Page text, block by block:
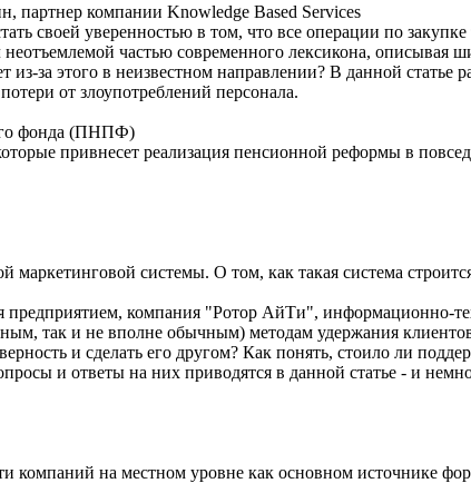
партнер компании Knowledge Based Services
своей уверенностью в том, что все операции по
частью современного лексикона, описывая
из-за этого в неизвестном направлении? В данной
от злоупотреблений персонала.
фонда (ПНПФ)
привнесет реализация пенсионной реформы в
системы. О том, как такая система
предприятием, компания "Ротор АйТи", информационно-
так и не вполне обычным) методам удержания
и сделать его другом? Как понять, стоило ли
и ответы на них приводятся в данной статье - и
компаний на местном уровне как основном источнике